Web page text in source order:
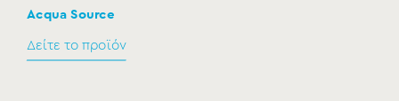
Acqua Source
Δείτε το προϊόν